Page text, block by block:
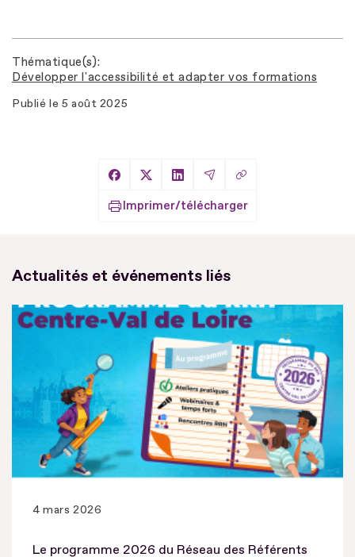
Thématique(s)
Développer l'accessibilité et adapter vos formations
Publié le 5 août 2025
Partager sur Facebook
Partager sur X
Partager sur LinkedIn
Partager par Email
Copier le lien
Imprimer/télécharger
Actualités et événements liés
4 mars 2026
Le programme 2026 du Réseau des Référents